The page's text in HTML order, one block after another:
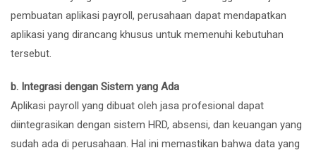
pembuatan aplikasi payroll, perusahaan dapat mendapatkan
aplikasi yang dirancang khusus untuk memenuhi kebutuhan
tersebut.
b. Integrasi dengan Sistem yang Ada
Aplikasi payroll yang dibuat oleh jasa profesional dapat
diintegrasikan dengan sistem HRD, absensi, dan keuangan yang
sudah ada di perusahaan. Hal ini memastikan bahwa data yang